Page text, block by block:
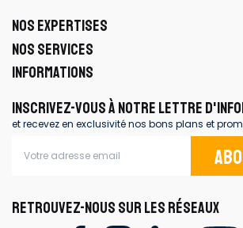
NOS EXPERTISES
NOS SERVICES
INFORMATIONS
INSCRIVEZ-VOUS À NOTRE LETTRE
et recevez en exclusivité nos bons plans et
RETROUVEZ-NOUS SUR LES RÉSEAUX